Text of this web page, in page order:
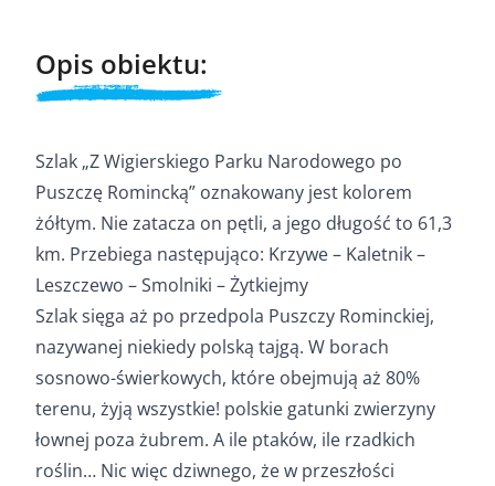
Opis obiektu:
Szlak „Z Wigierskiego Parku Narodowego po
Puszczę Romincką” oznakowany jest kolorem
żółtym. Nie zatacza on pętli, a jego długość to 61,3
km. Przebiega następująco: Krzywe – Kaletnik –
Leszczewo – Smolniki – Żytkiejmy
Szlak sięga aż po przedpola Puszczy Rominckiej,
nazywanej niekiedy polską tajgą. W borach
sosnowo-świerkowych, które obejmują aż 80%
terenu, żyją wszystkie! polskie gatunki zwierzyny
łownej poza żubrem. A ile ptaków, ile rzadkich
roślin… Nic więc dziwnego, że w przeszłości